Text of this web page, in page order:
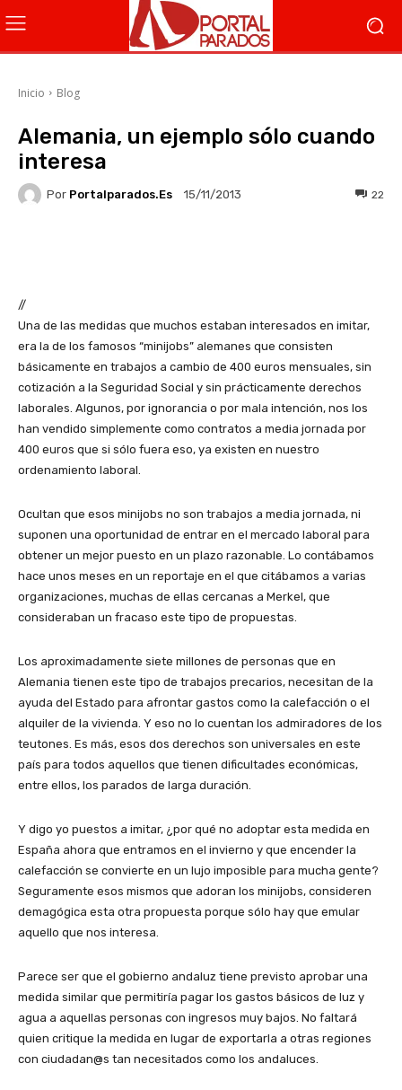
Inicio Blog
Alemania, un ejemplo sólo cuando
interesa
Por Portalparados.es 15/11/2013 22
//
Una de las medidas que muchos estaban interesados en imitar,
era la de los famosos “minijobs” alemanes que consisten
básicamente en trabajos a cambio de 400 euros mensuales, sin
cotización a la Seguridad Social y sin prácticamente derechos
laborales. Algunos, por ignorancia o por mala intención, nos los
han vendido simplemente como contratos a media jornada por
400 euros que si sólo fuera eso, ya existen en nuestro
ordenamiento laboral.
Ocultan que esos minijobs no son trabajos a media jornada, ni
suponen una oportunidad de entrar en el mercado laboral para
obtener un mejor puesto en un plazo razonable. Lo contábamos
hace unos meses en un reportaje en el que citábamos a varias
organizaciones, muchas de ellas cercanas a Merkel, que
consideraban un fracaso este tipo de propuestas.
Los aproximadamente siete millones de personas que en
Alemania tienen este tipo de trabajos precarios, necesitan de la
ayuda del Estado para afrontar gastos como la calefacción o el
alquiler de la vivienda. Y eso no lo cuentan los admiradores de los
teutones. Es más, esos dos derechos son universales en este
país para todos aquellos que tienen dificultades económicas,
entre ellos, los parados de larga duración.
Y digo yo puestos a imitar, ¿por qué no adoptar esta medida en
España ahora que entramos en el invierno y que encender la
calefacción se convierte en un lujo imposible para mucha gente?
Seguramente esos mismos que adoran los minijobs, consideren
demagógica esta otra propuesta porque sólo hay que emular
aquello que nos interesa.
Parece ser que el gobierno andaluz tiene previsto aprobar una
medida similar que permitiría pagar los gastos básicos de luz y
agua a aquellas personas con ingresos muy bajos. No faltará
quien critique la medida en lugar de exportarla a otras regiones
con ciudadan@s tan necesitados como los andaluces.